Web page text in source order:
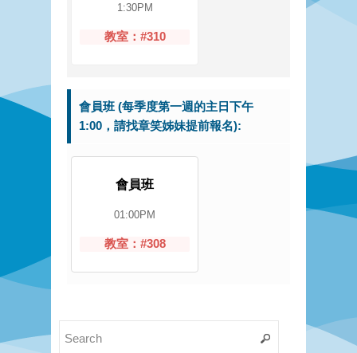
1:30PM
教室：#310
會員班 (每季度第一週的主日下午
1:00，請找章笑姊妹提前報名):
會員班
01:00PM
教室：#308